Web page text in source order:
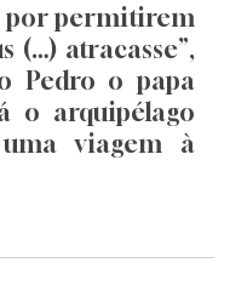
por permitirem
(…) atracasse”,
Pedro o papa
o arquipélago
viagem à